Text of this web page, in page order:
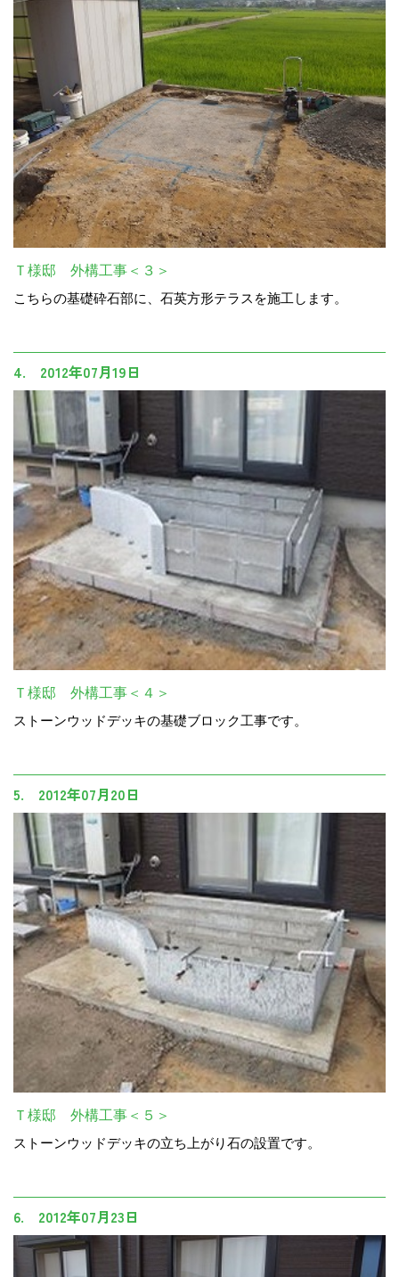
Ｔ様邸 外構工事＜３＞
こちらの基礎砕石部に、石英方形テラスを施工します。
4. 2012年07月19日
Ｔ様邸 外構工事＜４＞
ストーンウッドデッキの基礎ブロック工事です。
5. 2012年07月20日
Ｔ様邸 外構工事＜５＞
ストーンウッドデッキの立ち上がり石の設置です。
6. 2012年07月23日